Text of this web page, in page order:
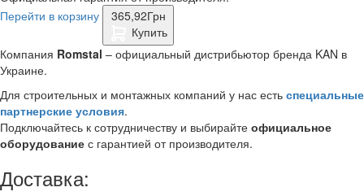
Перейти в корзину
365,92Грн
Купить
Компания Romstal – официальный дистрибьютор бренда KAN в
Украине.
Для строительных и монтажных компаний у нас есть специальные
партнерские условия.
Подключайтесь к сотрудничеству и выбирайте официальное
оборудование с гарантией от производителя.
Доставка: